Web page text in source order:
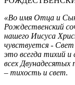
«Во имя Отца и
Рождественский
нашего Иисуса
чувствуется -
это всегда тихий и
всех Двунадесятых
– тихость и свет.